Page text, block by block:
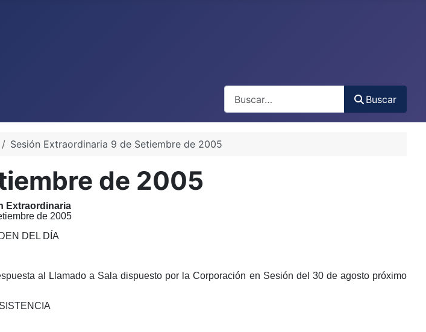
Buscar
Sesión Extraordinaria 9 de Setiembre de 2005
de 2005
Extraordinaria
de 2005
DEL DÍA
al Llamado a Sala dispuesto por la Corporación en Sesión del 30 de agosto próximo